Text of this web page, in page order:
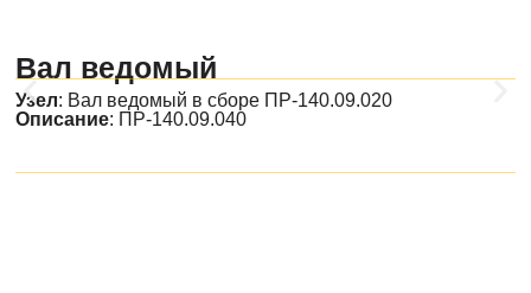
Вал ведомый
Узел: Вал ведомый в сборе ПР-140.09.020
Описание: ПР-140.09.040